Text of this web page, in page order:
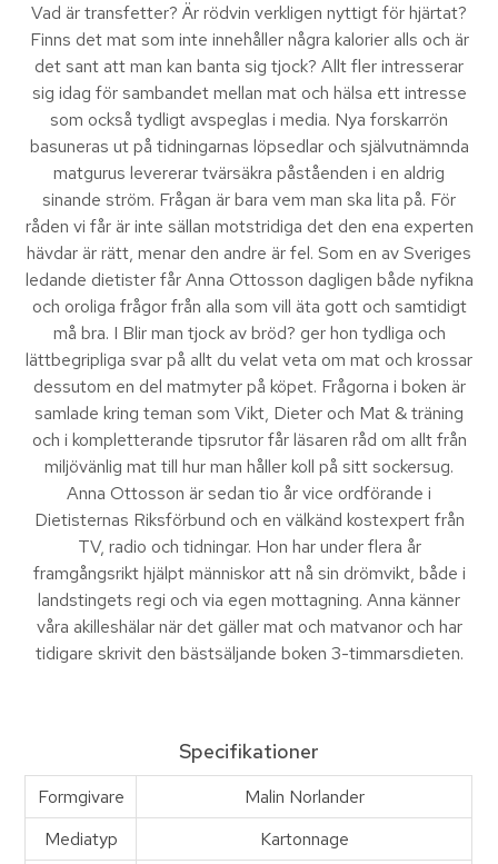
Vad är transfetter? Är rödvin verkligen nyttigt för hjärtat?
Finns det mat som inte innehåller några kalorier alls och är
det sant att man kan banta sig tjock? Allt fler intresserar
sig idag för sambandet mellan mat och hälsa ett intresse
som också tydligt avspeglas i media. Nya forskarrön
basuneras ut på tidningarnas löpsedlar och självutnämnda
matgurus levererar tvärsäkra påståenden i en aldrig
sinande ström. Frågan är bara vem man ska lita på. För
råden vi får är inte sällan motstridiga det den ena experten
hävdar är rätt, menar den andre är fel. Som en av Sveriges
ledande dietister får Anna Ottosson dagligen både nyfikna
och oroliga frågor från alla som vill äta gott och samtidigt
må bra. I Blir man tjock av bröd? ger hon tydliga och
lättbegripliga svar på allt du velat veta om mat och krossar
dessutom en del matmyter på köpet. Frågorna i boken är
samlade kring teman som Vikt, Dieter och Mat & träning
och i kompletterande tipsrutor får läsaren råd om allt från
miljövänlig mat till hur man håller koll på sitt sockersug.
Anna Ottosson är sedan tio år vice ordförande i
Dietisternas Riksförbund och en välkänd kostexpert från
TV, radio och tidningar. Hon har under flera år
framgångsrikt hjälpt människor att nå sin drömvikt, både i
landstingets regi och via egen mottagning. Anna känner
våra akilleshälar när det gäller mat och matvanor och har
tidigare skrivit den bästsäljande boken 3-timmarsdieten.
Specifikationer
Formgivare
Malin Norlander
Mediatyp
Kartonnage